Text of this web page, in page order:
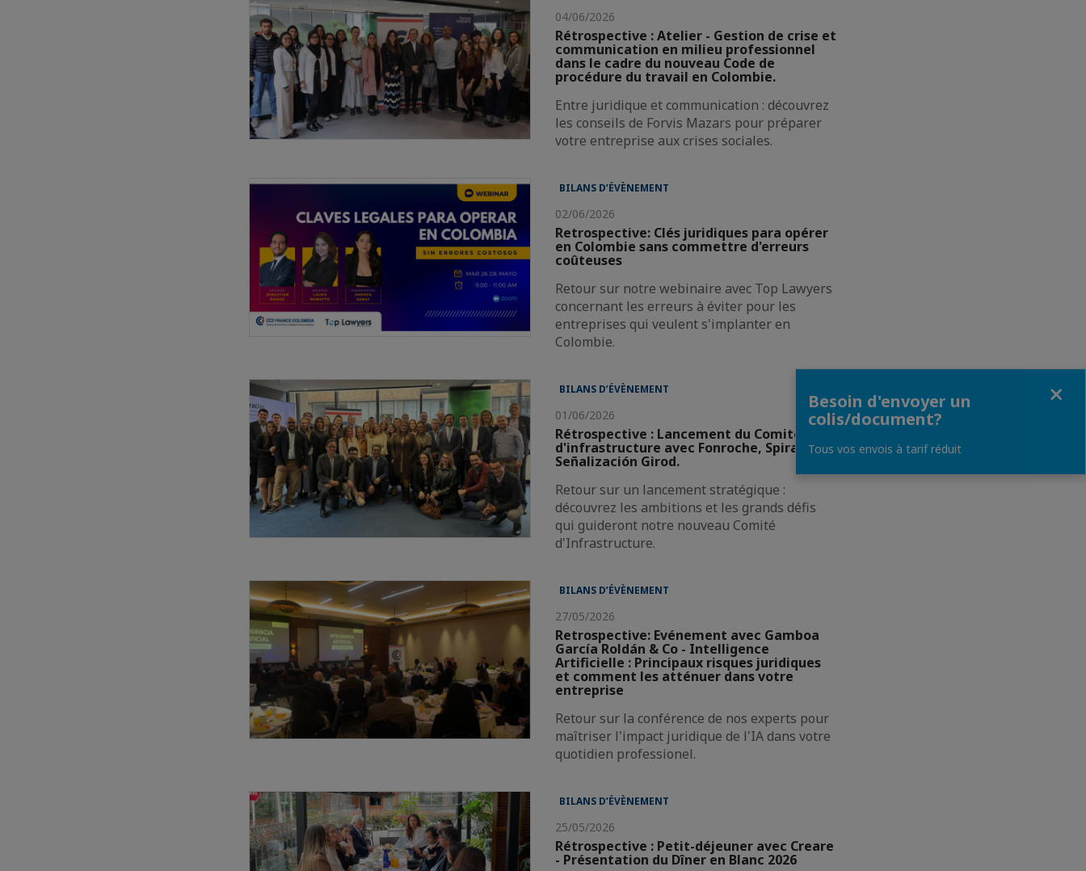
04/06/2026
Rétrospective : Atelier - Gestion de crise et
communication en milieu professionnel
dans le cadre du nouveau Code de
procédure du travail en Colombie.
Entre juridique et communication : découvrez
les conseils de Forvis Mazars pour préparer
votre entreprise aux crises sociales.
BILANS D’ÉVÈNEMENT
02/06/2026
Retrospective: Clés juridiques para opérer
en Colombie sans commettre d'erreurs
coûteuses
Retour sur notre webinaire avec Top Lawyers
concernant les erreurs à éviter pour les
entreprises qui veulent s'implanter en
Colombie.
BILANS D’ÉVÈNEMENT
01/06/2026
Rétrospective : Lancement du Comité
d'infrastructure avec Fonroche, Spiral et
Señalización Girod.
Retour sur un lancement stratégique :
découvrez les ambitions et les grands défis
qui guideront notre nouveau Comité
d'Infrastructure.
BILANS D’ÉVÈNEMENT
27/05/2026
Retrospective: Evénement avec Gamboa
García Roldán & Co - Intelligence
Artificielle : Principaux risques juridiques
et comment les atténuer dans votre
entreprise
Retour sur la conférence de nos experts pour
maîtriser l'impact juridique de l'IA dans votre
quotidien professionel.
BILANS D’ÉVÈNEMENT
25/05/2026
Rétrospective : Petit-déjeuner avec Creare
- Présentation du Dîner en Blanc 2026
Besoin d'envoyer un
colis/document?
Tous vos envois à tarif réduit